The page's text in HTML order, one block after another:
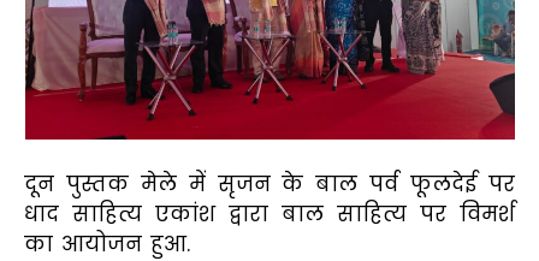
दून पुस्तक मेले में सृजन के बाल पर्व फूलदेई पर
धाद साहित्य एकांश द्वारा बाल साहित्य पर विमर्श
का आयोजन हुआ.